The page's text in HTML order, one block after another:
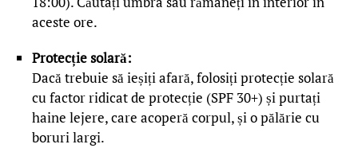
aceste ore.
Protecție solară:
Dacă trebuie să ieșiți afară, folosiți protecție solară
cu factor ridicat de protecție (SPF 30+) și purtați
haine lejere, care acoperă corpul, și o pălărie cu
boruri largi.